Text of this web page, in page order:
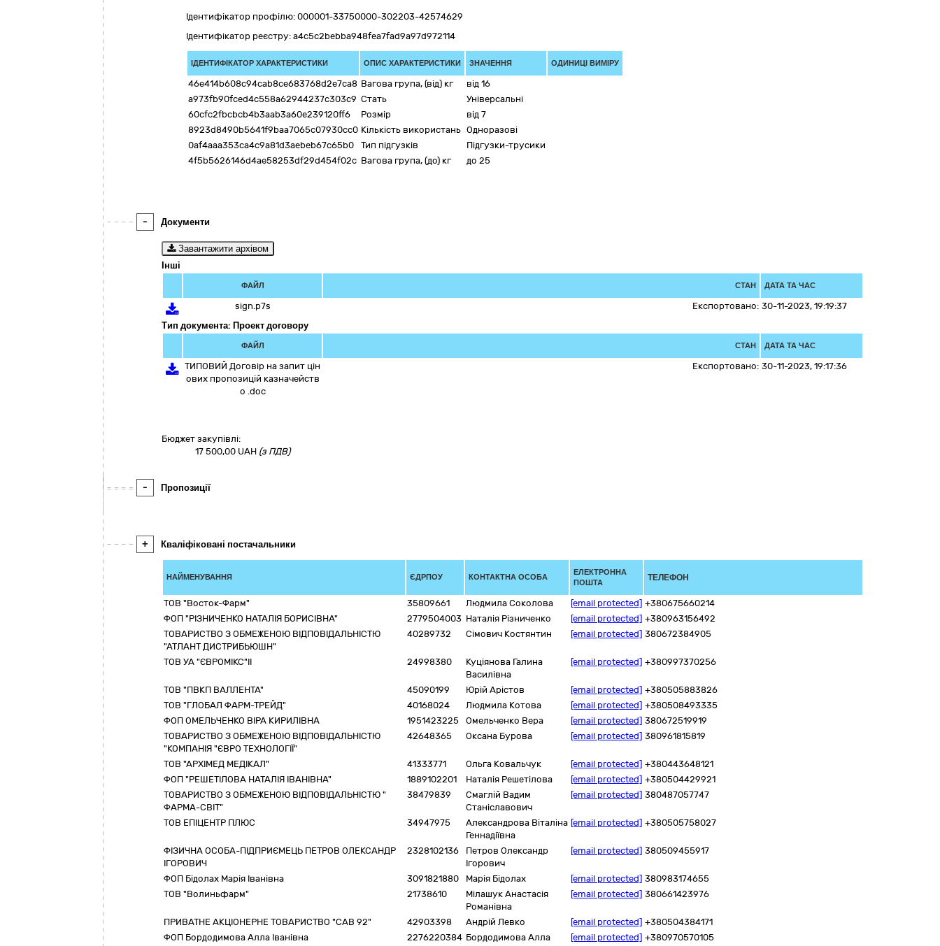
Ідентифікатор профілю: 000001-33750000-302203-42574629
Ідентифікатор реєстру: a4c5c2bebba948fea7fad9a97d972114
ІДЕНТИФІКАТОР ХАРАКТЕРИСТИКИ ОПИС ХАРАКТЕРИСТИКИ ЗНАЧЕННЯ ОДИНИЦІ ВИМІРУ
46e414b608c94cab8ce683768d2e7ca8 Вагова група, (від) кг
від 16
a973fb90fced4c558a62944237c303c9 Стать
Універсальні
60cfc2fbcbcb4b3aab3a60e239120ff6
Розмір
від 7
8923d8490b5641f9baa7065c07930cc0 Кількість використань Одноразові
0af4aaa353ca4c9a81d3aebeb67c65b0
Тип підгузків
Підгузки-трусики
4f5b5626146d4ae58253df29d454f02c Вагова група, (до) кг до 25
- Документи
Завантажити архівом
Інші
ФАЙЛ СТАН ДАТА ТА ЧАС
sign.p7s Експортовано: 30-11-2023, 19:19:37
Тип документа: Проект договору
ФАЙЛ СТАН ДАТА ТА ЧАС
ТИПОВИЙ Договір на запит цін
ових пропозицій казначейств
о .doc
Експортовано: 30-11-2023, 19:17:36
Бюджет закупівлі:
17 500,00 UAH (з ПДВ)
- Пропозиції
+ Кваліфіковані постачальники
НАЙМЕНУВАННЯ ЄДРПОУ КОНТАКТНА ОСОБА
ЕЛЕКТРОННА
ПОШТА
ТЕЛЕФОН
ТОВ "Восток-Фарм" 35809661 Людмила Соколова [email protected] +380675660214
ФОП "РІЗНИЧЕНКО НАТАЛІЯ БОРИСІВНА"
2779504003 Наталія Різниченко [email protected] +380963156492
ТОВАРИСТВО З ОБМЕЖЕНОЮ ВІДПОВІДАЛЬНІСТЮ
"АТЛАНТ ДИСТРИБЬЮШН"
40289732 Сімович Костянтин [email protected] 380672384905
ТОВ УА "ЄВРОМІКС"ІІ 24998380
Куціянова Галина
Василівна
[email protected] +380997370256
ТОВ "ПВКП ВАЛЛЕНТА" 45090199 Юрій Арістов [email protected] +380505883826
ТОВ "ГЛОБАЛ ФАРМ-ТРЕЙД"
40168024 Людмила Котова [email protected] +380508493335
ФОП ОМЕЛЬЧЕНКО ВІРА КИРИЛІВНА
1951423225 Омельченко Вера [email protected] 380672519919
ТОВАРИСТВО З ОБМЕЖЕНОЮ ВІДПОВІДАЛЬНІСТЮ
"КОМПАНІЯ "ЄВРО ТЕХНОЛОГІЇ"
42648365 Оксана Бурова [email protected] 380961815819
ТОВ "АРХІМЕД МЕДІКАЛ" 41333771 Ольга Ковальчук [email protected] +380443648121
ФОП "РЕШЕТІЛОВА НАТАЛІЯ ІВАНІВНА"
1889102201 Наталія Решетілова [email protected] +380504429921
ТОВАРИСТВО З ОБМЕЖЕНОЮ ВІДПОВІДАЛЬНІСТЮ "
ФАРМА-СВІТ"
38479839
Смаглій Вадим
Станіславович
[email protected] 380487057747
ТОВ ЕПІЦЕНТР ПЛЮС 34947975
Александрова Віталіна
Геннадіївна
[email protected] +380505758027
ФІЗИЧНА ОСОБА-ПІДПРИЄМЕЦЬ ПЕТРОВ ОЛЕКСАНДР
ІГОРОВИЧ
2328102136
Петров Олександр
Ігорович
[email protected] 380509455917
ФОП Бідолах Марія Іванівна 3091821880 Марія Бідолах [email protected] 380983174655
ТОВ "Волиньфарм"
21738610
Мілашук Анастасія
Романівна
[email protected] 380661423976
ПРИВАТНЕ АКЦІОНЕРНЕ ТОВАРИСТВО "САВ 92" 42903398 Андрій Левко [email protected] +380504384171
ФОП Бордодимова Алла Іванівна
2276220384 Бордодимова Алла
[email protected] +380970570105